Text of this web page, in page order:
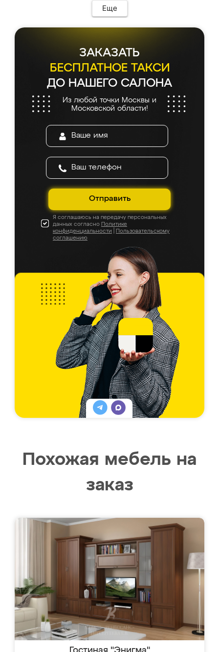
Еще
ЗАКАЗАТЬ
БЕСПЛАТНОЕ ТАКСИ
ДО НАШЕГО САЛОНА
Из любой точки Москвы и
Московской области!
Отправить
Я соглашаюсь на передачу персональных
данных согласно Политике
конфиденциальности
Пользовательскому
соглашению
Похожая мебель на
заказ